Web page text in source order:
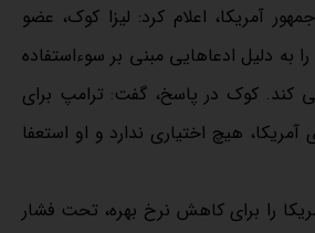
آمریکا، اعلام کرد: لیزا کوک، عضو
به دلیل ادعاهایی مبنی بر سوءاستفاده
کند. کوک در پاسخ، گفت: ترامپ برای
آمریکا، هیچ اختیاری ندارد و او استعفا
را برای کاهش نرخ بهره، تحت فشار